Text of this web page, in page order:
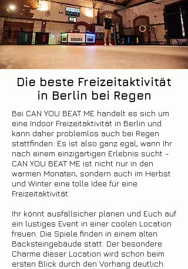
Die beste Freizeitaktivität
in Berlin bei Regen
Bei CAN YOU BEAT ME handelt es sich um
eine Indoor Freizeitaktivität in Berlin und
kann daher problemlos auch bei Regen
stattfinden. Es ist also ganz egal, wann Ihr
nach einem einzigartigen Erlebnis sucht -
CAN YOU BEAT ME ist nicht nur in den
warmen Monaten, sondern auch im Herbst
und Winter eine tolle Idee für eine
Freizeitaktivität.
Ihr könnt ausfallsicher planen und Euch auf
ein lustiges Event in einer coolen Location
freuen. Die Spiele finden in einem alten
Backsteingebäude statt. Der besondere
Charme dieser Location wird schon beim
ersten Blick durch den Vorhang deutlich.